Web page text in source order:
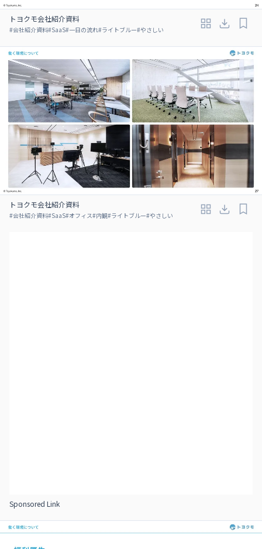
トヨクモ会社紹介資料
#会社紹介資料#SaaS#一日の流れ#ライトブルー#やさしい
トヨクモ会社紹介資料
#会社紹介資料#SaaS#オフィス#内観#ライトブルー#やさしい
Sponsored Link